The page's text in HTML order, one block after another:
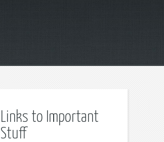
Links to Important
Stuff